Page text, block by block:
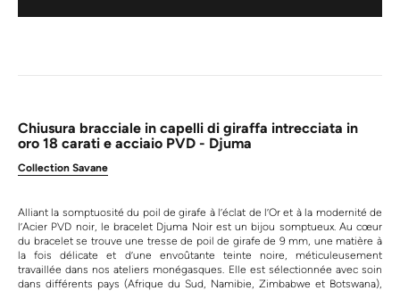
Chiusura bracciale in capelli di giraffa intrecciata in
oro 18 carati e acciaio PVD - Djuma
Collection Savane
Alliant la somptuosité du poil de girafe à l’éclat de l’Or et à la modernité de
l’Acier PVD noir, le bracelet Djuma Noir est un bijou somptueux. Au cœur
du bracelet se trouve une tresse de poil de girafe de 9 mm, une matière à
la fois délicate et d’une envoûtante teinte noire, méticuleusement
travaillée dans nos ateliers monégasques. Elle est sélectionnée avec soin
dans différents pays (Afrique du Sud, Namibie, Zimbabwe et Botswana),